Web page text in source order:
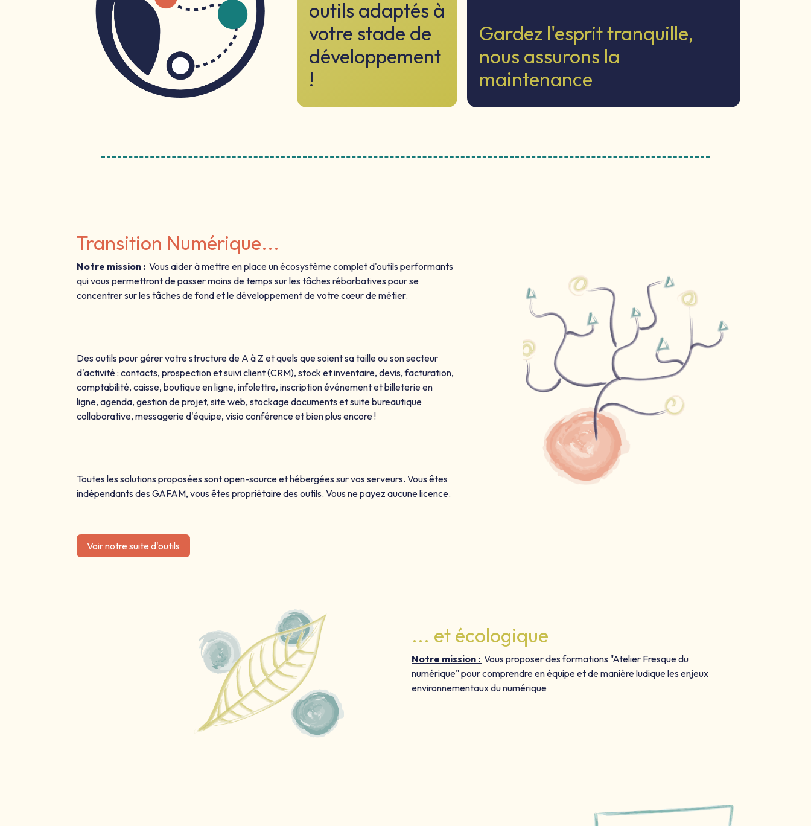
outils adaptés à
votre stade de
développement
!
Gardez l'esprit tranquille,
nous assurons la
maintenance
Transition Numérique...
Notre mission : Vous aider à mettre en place un écosystème complet d'outils performants
qui vous permettront de passer moins de temps sur les tâches rébarbatives pour se
concentrer sur les tâches de fond et le développement de votre cœur de métier.
Des outils pour gérer votre structure de A à Z et quels que soient sa taille ou son secteur
d'activité : contacts, prospection et suivi client (CRM), stock et inventaire, devis, facturation,
comptabilité, caisse, boutique en ligne, infolettre, inscription événement et billeterie en
ligne, agenda, gestion de projet, site web, stockage documents et suite bureautique
collaborative, messagerie d'équipe, visio conférence et bien plus encore !
Toutes les solutions proposées sont open-source et hébergées sur vos serveurs. Vous êtes
indépendants des GAFAM, vous êtes propriétaire des outils. Vous ne payez aucune licence.
Voir notre suite d'outils
... et écologique
Notre mission : Vous proposer des formations "Atelier Fresque du
numérique" pour comprendre en équipe et de manière ludique les enjeux
environnementaux du numérique